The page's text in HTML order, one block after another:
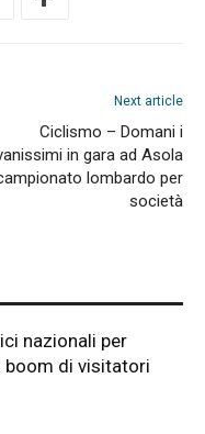
Next article
Ciclismo – Domani i
in gara ad Asola
lombardo per
società
nazionali per
boom di visitatori